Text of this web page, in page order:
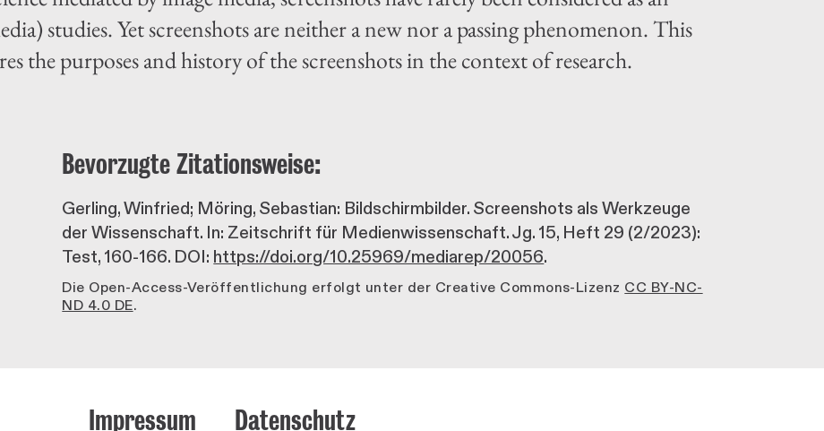
studies. Yet screenshots are neither a new nor a passing phenomenon. This
the purposes and history of the screenshots in the context of research.
Bevorzugte Zitationsweise:
Gerling, Winfried; Möring, Sebastian: Bildschirmbilder. Screenshots als Werkzeuge
der Wissenschaft. In: Zeitschrift für Medienwissenschaft. Jg. 15, Heft 29 (2/2023):
Test, 160-166. DOI: https://doi.org/10.25969/mediarep/20056.
Die Open-Access-Veröffentlichung erfolgt unter der Creative Commons-Lizenz CC BY-NC-
ND 4.0 DE.
Impressum Datenschutz